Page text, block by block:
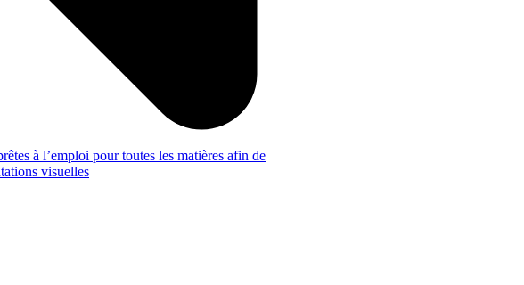
à l’emploi pour toutes les matières afin de
visuelles